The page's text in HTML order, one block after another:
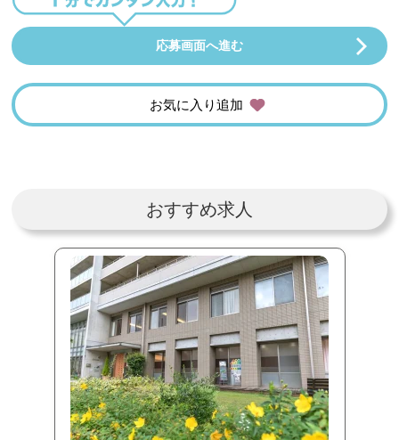
応募画面へ進む
お気に入り追加
おすすめ求人